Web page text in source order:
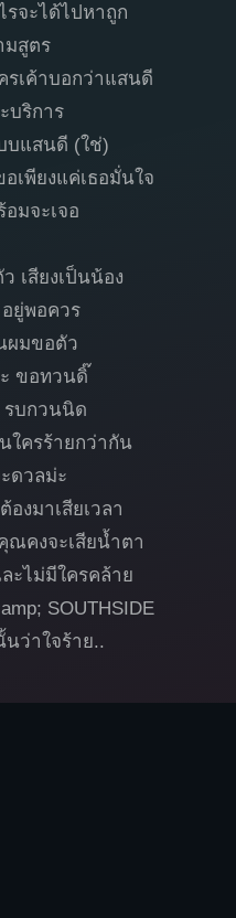
รจะได้ไปหาถูก
มสูตร
รเค้าบอกว่าแสนดี
บริการ
บแสนดี (ใช่)
เพียงแค่เธอมั่นใจ
อมจะเจอ
เสียงเป็นน้อง
อยู่พอควร
ผมขอตัว
ขอทวนดิ๊
บกวนนิด
ใครร้ายกว่ากัน
ดวลม่ะ
องมาเสียเวลา
ณคงจะเสียน้ำตา
ะไม่มีใครคล้าย
SOUTHSIDE
ว่าใจร้าย..